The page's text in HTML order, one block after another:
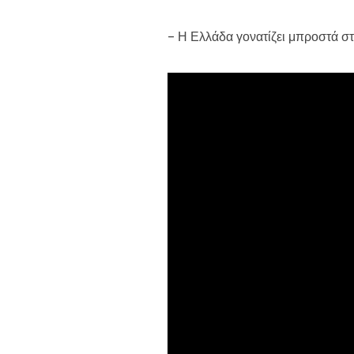
– Η Ελλάδα γονατίζει μπροστά